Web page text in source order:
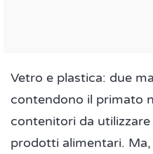
Vetro e plastica: due
contendono il primato
contenitori da
prodotti alimentari. Ma,